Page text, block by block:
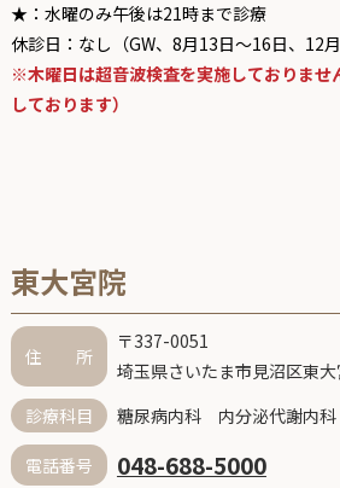
★：水曜のみ午後は21時まで診療
休診日：なし（GW、8月13日〜16日、12
※木曜日は超音波検査を実施しておりませ
しております）
東大宮院
住 所
〒337-0051
埼玉県さいたま市見沼区東
診療科目
糖尿病内科 内分泌代謝内
電話番号 048-688-5000